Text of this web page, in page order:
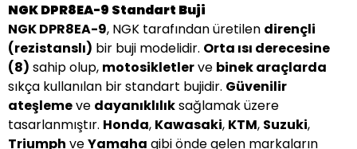
NGK DPR8EA-9 Standart Buji
NGK DPR8EA-9, NGK tarafından üretilen dirençli
(rezistanslı) bir buji modelidir. Orta ısı derecesine
(8) sahip olup, motosikletlerve binek araçlarda
sıkça kullanılan bir standart bujidir. Güvenilir
ateşlemeve dayanıklılıksağlamak üzere
tasarlanmıştır. Honda, Kawasaki, KTM, Suzuki,
Triumph veYamaha gibi önde gelen markaların